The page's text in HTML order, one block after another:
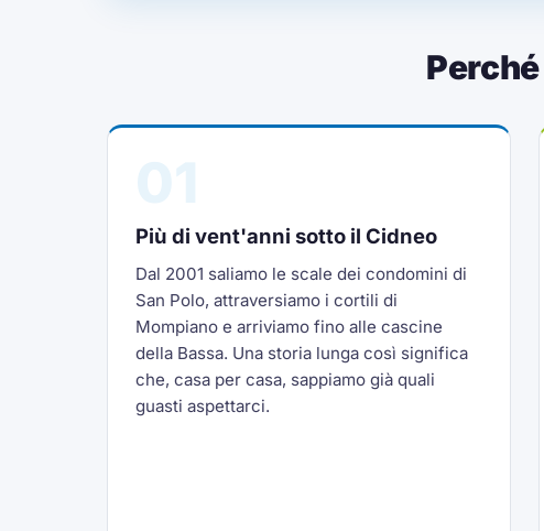
Più di vent'anni sotto il Cidneo
Dal 2001 saliamo le scale dei condomini di
San Polo, attraversiamo i cortili di
Mompiano e arriviamo fino alle cascine
della Bassa. Una storia lunga così significa
che, casa per casa, sappiamo già quali
guasti aspettarci.